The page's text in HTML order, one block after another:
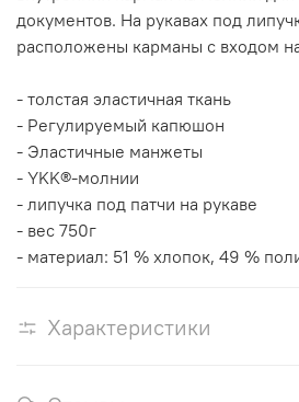
документов. На рукавах под
расположены карманы с входом
- толстая эластичная ткань
- Регулируемый капюшон
- Эластичные манжеты
- YKK®-молнии
- липучка под патчи на рукаве
- вес 750г
- материал: 51 % хлопок, 49 %
Характеристики